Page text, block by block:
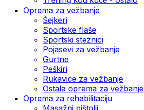
Oprema za vežbanje
Šejkeri
Sportske flaše
Sportski steznici
Pojasevi za vežbanje
Gurtne
Peškiri
Rukavice za vežbanje
Ostala oprema za vežbanje
Oprema za rehabilitaciju
Masažni pištolji